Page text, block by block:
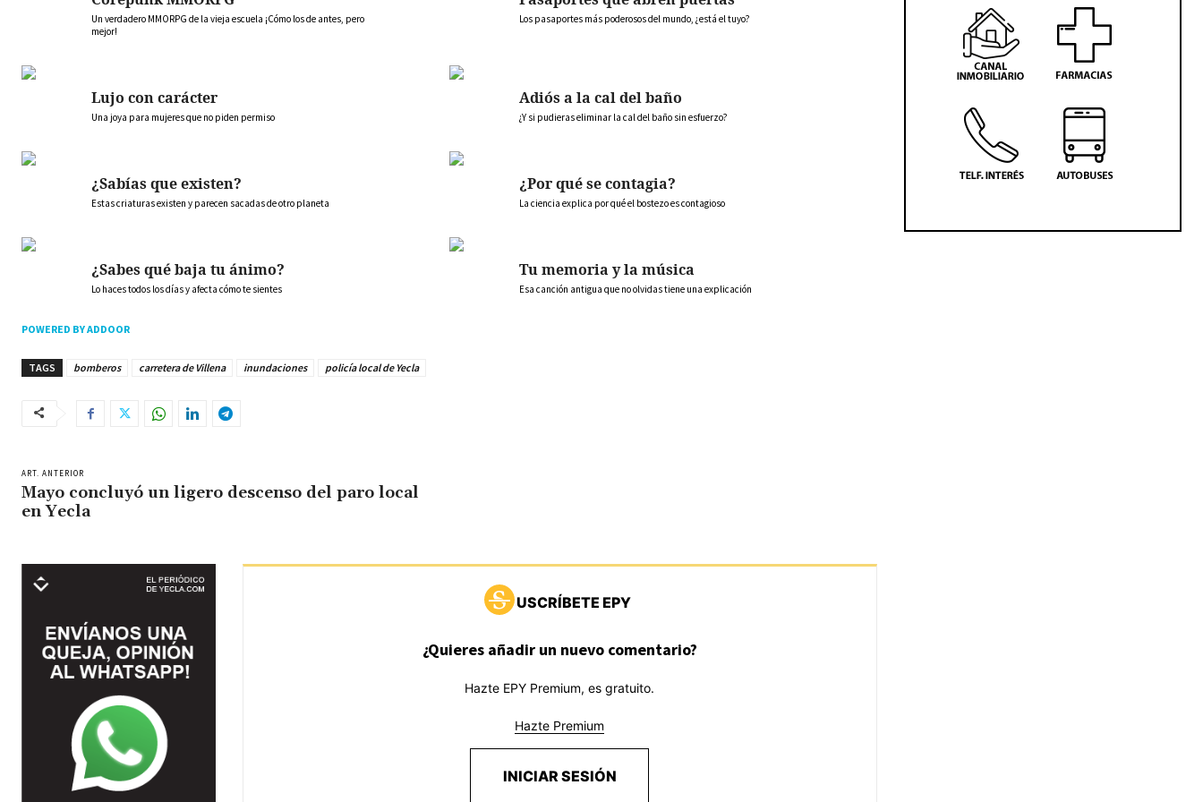
Un verdadero MMORPG de la vieja escuela ¡Cómo los de antes, pero
mejor!
Los pasaportes más poderosos del mundo, ¿está el tuyo?
Lujo con carácter
Una joya para mujeres que no piden permiso
Adiós a la cal del baño
¿Y si pudieras eliminar la cal del baño sin esfuerzo?
¿Sabías que existen?
Estas criaturas existen y parecen sacadas de otro planeta
¿Por qué se contagia?
La ciencia explica por qué el bostezo es contagioso
¿Sabes qué baja tu ánimo?
Lo haces todos los días y afecta cómo te sientes
Tu memoria y la música
Esa canción antigua que no olvidas tiene una explicación
POWERED BY ADDOOR
TAGS bomberos carretera de Villena inundaciones policía local de Yecla
ART. ANTERIOR
Mayo concluyó un ligero descenso del paro local
en Yecla
USCRÍBETE EPY
¿Quieres añadir un nuevo comentario?
Hazte EPY Premium, es gratuito.
Hazte Premium
INICIAR SESIÓN